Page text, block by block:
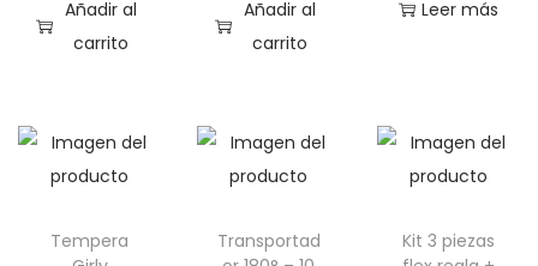
l
v
a
i
t
i
e
e
Añadir al
carrito
Añadir al
carrito
Leer más
Tempera
Transportad
Kit 3 piezas